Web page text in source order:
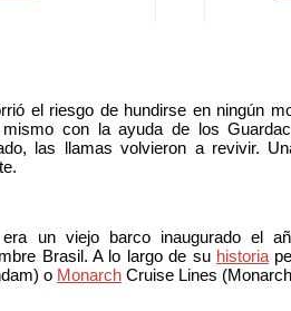
el riesgo de hundirse en ningún
con la ayuda de los
las llamas volvieron a revivir.
un viejo barco inaugurado el
Brasil. A lo largo de su historia
o Monarch Cruise Lines